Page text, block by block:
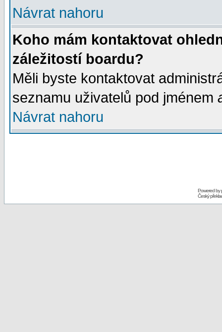
Návrat nahoru
Koho mám kontaktovat
záležitostí boardu?
Měli byste kontaktovat
seznamu uživatelů pod jménem
Návrat nahoru
Powered by
Český